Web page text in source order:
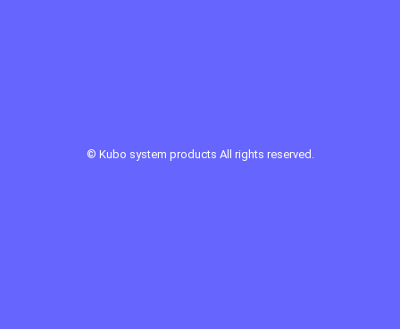
© Kubo system products All rights reserved.